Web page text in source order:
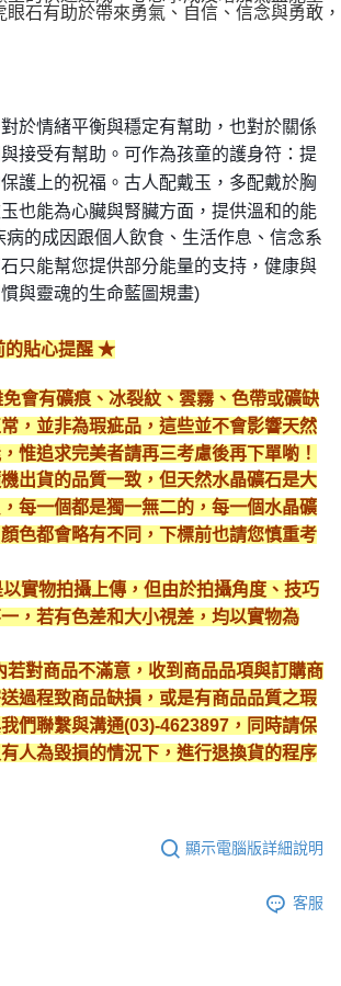
含以上)免運費
石有助於帶來勇氣、自信、信念與勇敢，
於情緒平衡與穩定有幫助，也對於關係
接受有幫助。可作為孩童的護身符：提
護上的祝福。古人配戴玉，多配戴於胸
也能為心臟與腎臟方面，提供溫和的能
病的成因跟個人飲食、生活作息、信念系
只能幫您提供部分能量的支持，健康與
與靈魂的生命藍圖規畫)
的貼心提醒 ★
會有礦痕、冰裂紋、雲霧、色帶或礦缺
，並非為瑕疵品，這些並不會影響天然
惟追求完美者請再三考慮後再下單喲！
出貨的品質一致，但天然水晶礦石是大
每一個都是獨一無二的，每一個水晶礦
色都會略有不同，下標前也請您慎重考
實物拍攝上傳，但由於拍攝角度、技巧
，若有色差和大小視差，均以實物為
若對商品不滿意，收到商品品項與訂購商
過程致商品缺損，或是有商品品質之瑕
們聯繫與溝通(03)-4623897，同時請保
人為毀損的情況下，進行退換貨的程序
顯示電腦版詳細說明
客服